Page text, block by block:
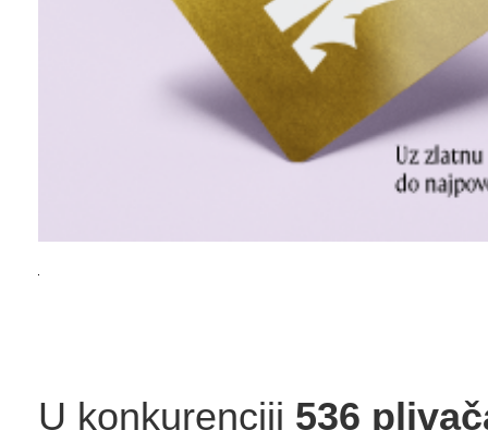
U konkurenciji 536